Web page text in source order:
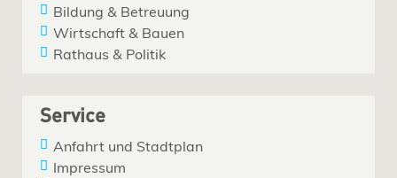
Bildung & Betreuung
Wirtschaft & Bauen
Rathaus & Politik
Service
Anfahrt und Stadtplan
Impressum